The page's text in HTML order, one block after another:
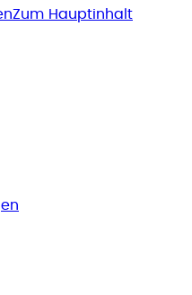
Zum Hauptinhalt